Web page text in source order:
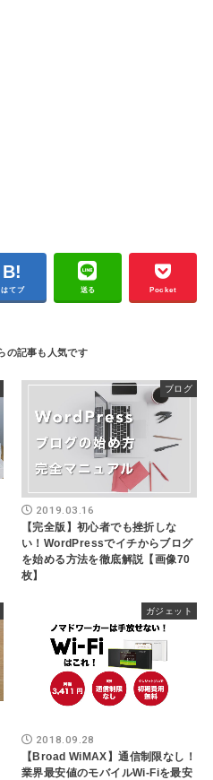
はてブ 送る Pocket
ブログ
2019.03.16
【完全版】初心者でも挫折しな
い！WordPressでイチからブログ
を始める方法を徹底解説【画像70
枚】
ガジェット
2018.09.28
【Broad WiMAX】通信制限なし！
業界最安値のモバイルWi-Fiを最安